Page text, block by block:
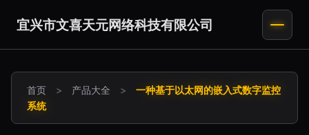
宜兴市文喜天元网络科技有限公司
首页 > 产品大全 >
一种基于以太网的嵌入式数字监控
系统